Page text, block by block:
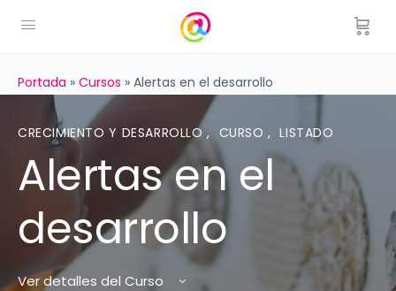
Portada » Cursos » Alertas en el desarrollo
CRECIMIENTO Y DESARROLLO, CURSO, LISTADO
Alertas en el
desarrollo
Ver detalles del Curso